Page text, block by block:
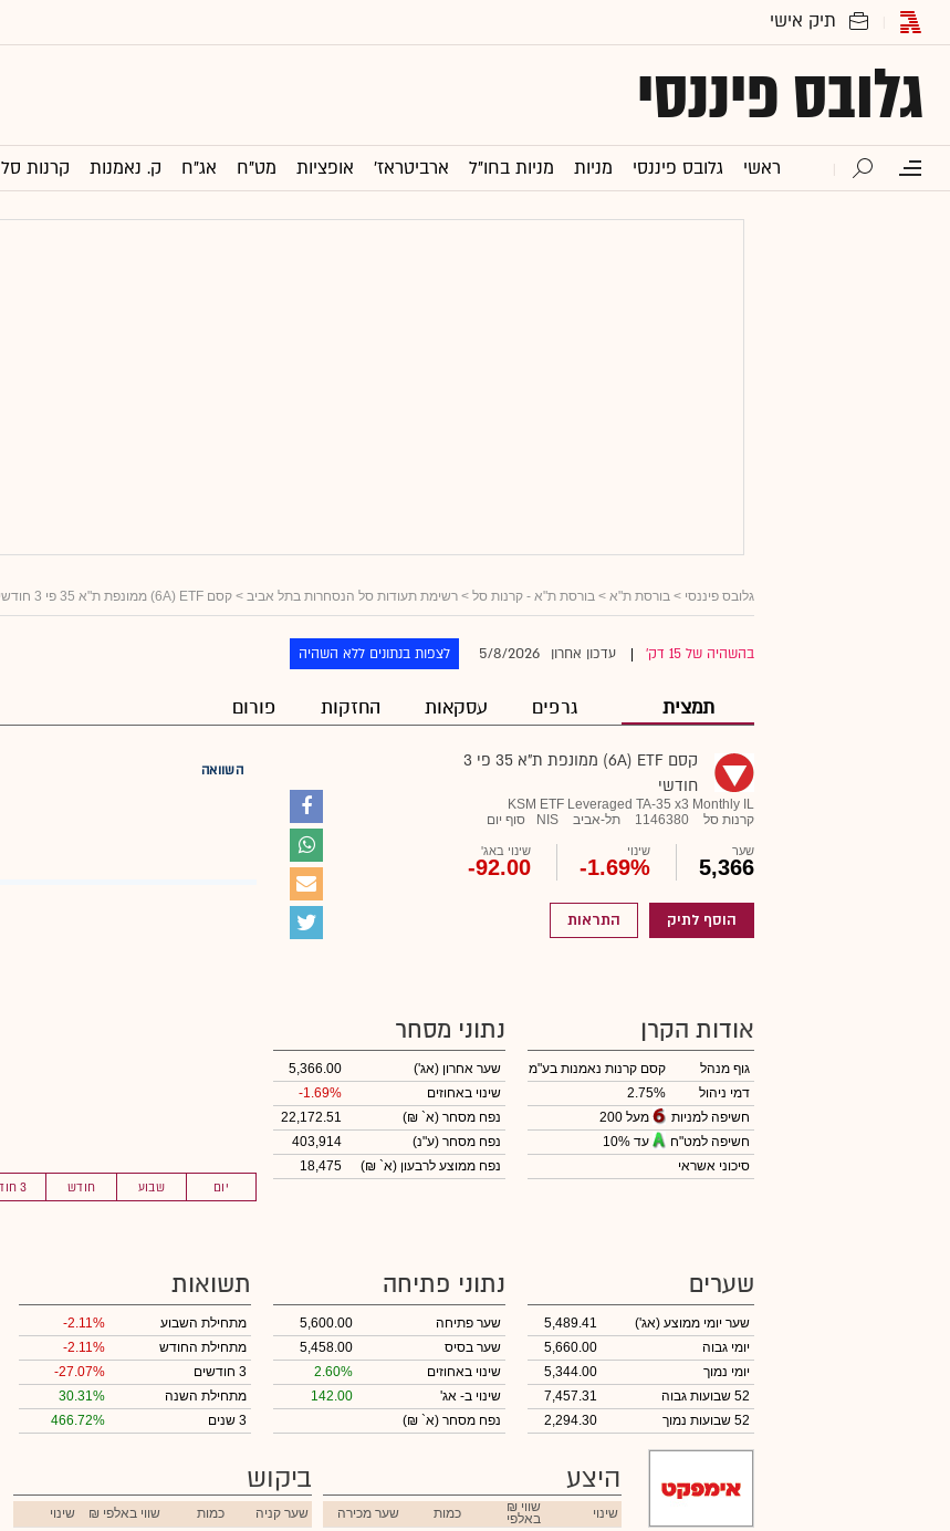
גלובס פיננסי
ראשי גלובס פיננסי מניות מניות בחו"ל ארביטראז' אופציות מט"ח אג"ח ק. נאמנות קרנות סל
גלובס פיננסי > בורסת ת"א > בורסת ת"א - קרנות סל > רשימת תעודות סל הנסחרות בתל אביב > קסם 6A) ETF) ממונפת ת"א 35 פי 3 חודשי
בהשהיה של 15 דק' עדכון אחרון 5/8/2026 לצפות בנתונים ללא השהיה
תמצית גרפים עסקאות החזקות פורום
קסם 6A) ETF) ממונפת ת"א 35 פי 3
חודשי
KSM ETF Leveraged TA-35 x3 Monthly IL
קרנות סל
1146380 תל-אביב NIS סוף יום
שער
5,366
שינוי
-1.69%
שינוי באג'
-92.00
הוסף לתיק התראות
השוואה
יום שבוע חודש 3 חוד'
אודות הקרן
גוף מנהל
קסם קרנות נאמנות בע"מ
דמי ניהול
2.75%
חשיפה למניות
מעל 200
חשיפה למט"ח
עד 10%
סיכוני אשראי
נתוני מסחר
שער אחרון (אג')
5,366.00
שינוי באחוזים
-1.69%
נפח מסחר (א` ₪)
22,172.51
נפח מסחר (ע"נ)
403,914
נפח ממוצע לרבעון (א` ₪)
18,475
שערים
שער יומי ממוצע (אג')
5,489.41
יומי גבוה
5,660.00
יומי נמוך
5,344.00
52 שבועות גבוה
7,457.31
52 שבועות נמוך
2,294.30
נתוני פתיחה
שער פתיחה
5,600.00
שער בסיס
5,458.00
שינוי באחוזים
2.60%
שינוי ב- אג'
142.00
נפח מסחר (א` ₪)
תשואות
מתחילת השבוע
-2.11%
מתחילת החודש
-2.11%
3 חודשים
-27.07%
מתחילת השנה
30.31%
3 שנים
466.72%
היצע
שינוי ₪ שווי
באלפי כמות
שער מכירה
ביקוש
שער קניה כמות ₪ שווי באלפי
שינוי